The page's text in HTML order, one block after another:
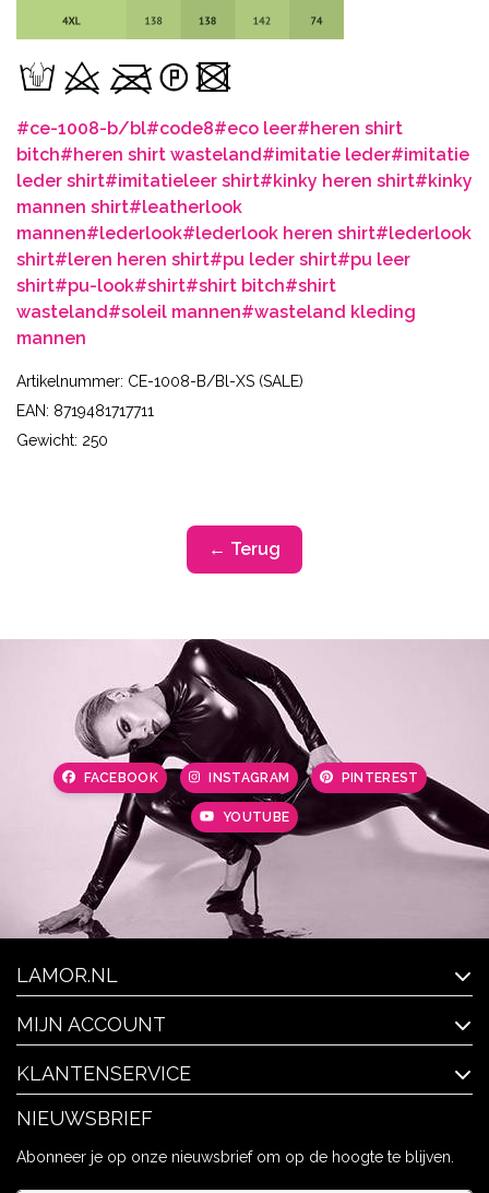
#ce-1008-b/bl#code8#eco leer#heren shirt
bitch#heren shirt wasteland#imitatie leder#imitatie
leder shirt#imitatieleer shirt#kinky heren shirt#kinky
mannen shirt#leatherlook
mannen#lederlook#lederlook heren shirt#lederlook
shirt#leren heren shirt#pu leder shirt#pu leer
shirt#pu-look#shirt#shirt bitch#shirt
wasteland#soleil mannen#wasteland kleding
mannen
Artikelnummer: CE-1008-B/Bl-XS (SALE)
EAN: 8719481717711
Gewicht: 250
← Terug
FACEBOOK INSTAGRAM PINTEREST
YOUTUBE
LAMOR.NL
MIJN ACCOUNT
KLANTENSERVICE
NIEUWSBRIEF
Abonneer je op onze nieuwsbrief om op de hoogte te blijven.